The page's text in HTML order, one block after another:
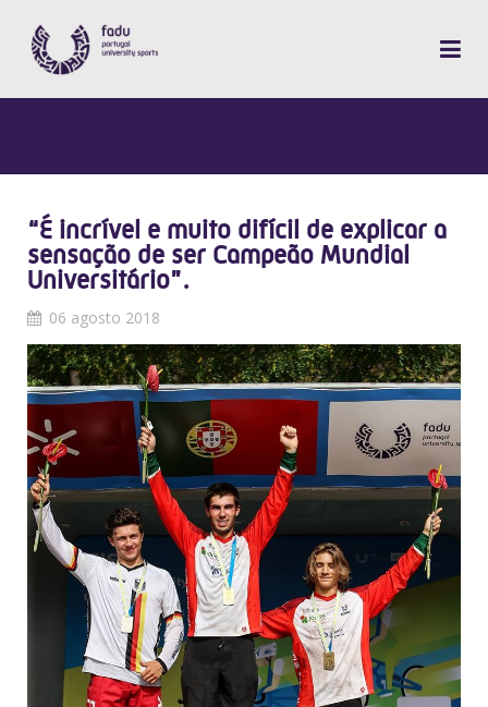
“É incrível e muito difícil de explicar a
sensação de ser Campeão Mundial
Universitário”.
06 agosto 2018